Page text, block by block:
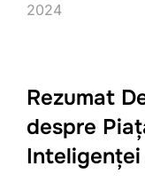
2024
Rezumat
despre